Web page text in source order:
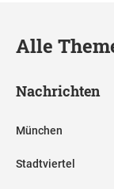
Alle
Nachrichten
München
Stadtviertel